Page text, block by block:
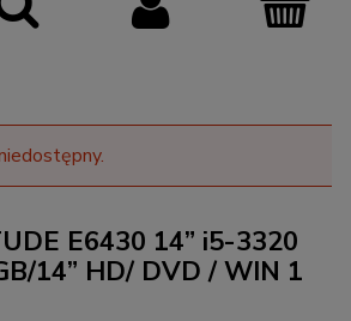
E6430 14” i5-3320
14” HD/ DVD / WIN 1